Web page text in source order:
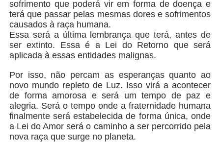
sofrimento que poderá vir em forma de doença e
terá que passar pelas mesmas dores e sofrimentos
causados à raça humana.
Essa será a última lembrança que terá, antes de
ser extinto. Essa é a Lei do Retorno que será
aplicada à essas entidades malignas.
Por isso, não percam as esperanças quanto ao
novo mundo repleto de Luz. Isso virá a acontecer
de forma amorosa e será um tempo de paz e
alegria. Será o tempo onde a fraternidade humana
finalmente será estabelecida de forma única, onde
a Lei do Amor será o caminho a ser percorrido pela
nova raça que surge no planeta.